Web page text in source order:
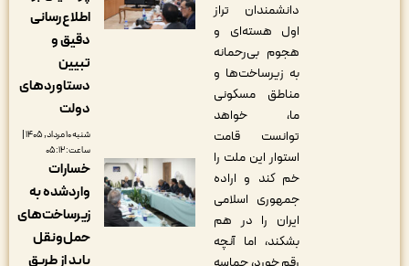
دانشمندان تراز
اول هسته‌ای و
هجوم بی‌رحمانه
به زیرساخت‌ها و
مناطق مسکونی
ما، خواهد
توانست قامت
استوار این ملت را
خم کند و اراده
جمهوری اسلامی
ایران را در هم
بشکند، اما آنچه
اطلاع‌رسانی
دستاوردهای
شنبه ۱۰ مرداد, ۱۴۰۵ |
خسارات
واردشده به
زیرساخت‌های
حمل‌ونقل
باید از طریق